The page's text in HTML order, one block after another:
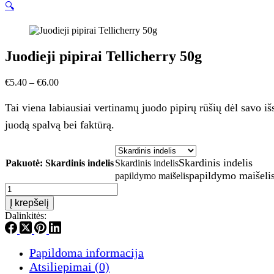
🔍
Juodieji pipirai Tellicherry 50g
€5.40 – €6.00Price
€5.40
through
€6.00
Tai viena labiausiai vertinamų juodo pipirų rūšių dėl savo
juodą spalvą bei faktūrą.
Pakuotė: Skardinis indelisSkardinis indelisSkardinis indelis
papildymo maišelispapildymo
produkto
kiekis:
Juodieji
pipirai
Tellicherry
Į krepšelį
Dalinkitės:
Papildoma informacija
Atsiliepimai (0)